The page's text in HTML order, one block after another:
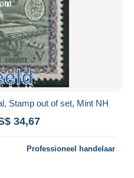
Stamp out of set, Mint NH
34,67
Professioneel handelaar